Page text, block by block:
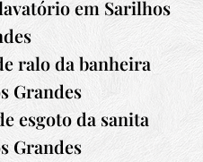
em Sarilhos
ralo da banheira
Grandes
esgoto da sanita
Grandes